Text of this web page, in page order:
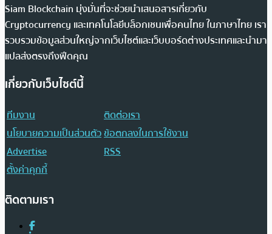
Siam Blockchain มุ่งมั่นที่จะช่วยนำเสนอสารเกี่ยวกับ
Cryptocurrency และเทคโนโลยีบล็อกเชนเพื่อคนไทย ในภาษาไทย เรา
รวบรวมข้อมูลส่วนใหญ่จากเว็บไซต์และเว็บบอร์ดต่างประเทศและนำมา
แปลส่งตรงถึงฟีดคุณ
เกี่ยวกับเว็บไซต์นี้
ทีมงาน
ติดต่อเรา
นโยบายความเป็นส่วนตัวข้อตกลงในการใช้งาน
Advertise
RSS
ตั้งค่าคุกกี้
ติดตามเรา